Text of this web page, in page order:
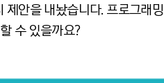
안을 내놨습니다. 프로그래
수 있을까요?